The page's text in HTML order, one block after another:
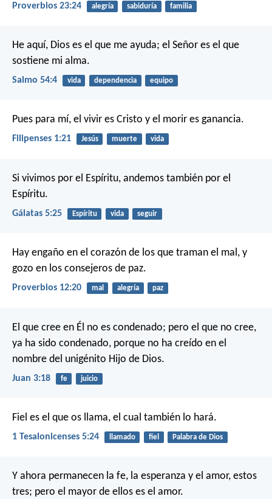
Proverbios 23:24 alegría sabiduría familia
He aquí, Dios es el que me ayuda; el Señor es el que
sostiene mi alma.
Salmo 54:4 vida dependencia equipo
Pues para mí, el vivir es Cristo y el morir es ganancia.
Filipenses 1:21 Jesús muerte vida
Si vivimos por el Espíritu, andemos también por el
Espíritu.
Gálatas 5:25 Espíritu vida seguir
Hay engaño en el corazón de los que traman el mal, y
gozo en los consejeros de paz.
Proverbios 12:20 mal alegría paz
El que cree en Él no es condenado; pero el que no cree,
ya ha sido condenado, porque no ha creído en el
nombre del unigénito Hijo de Dios.
Juan 3:18 fe juicio
Fiel es el que os llama, el cual también lo hará.
1 Tesalonicenses 5:24 llamado fiel Palabra de Dios
Y ahora permanecen la fe, la esperanza y el amor, estos
tres; pero el mayor de ellos es el amor.